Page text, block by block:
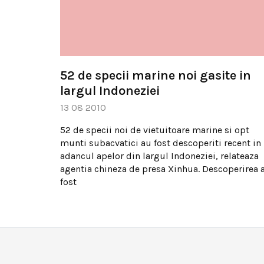
52 de specii marine noi gasite in
largul Indoneziei
13 08 2010
52 de specii noi de vietuitoare marine si opt
munti subacvatici au fost descoperiti recent in
adancul apelor din largul Indoneziei, relateaza
agentia chineza de presa Xinhua. Descoperirea
fost